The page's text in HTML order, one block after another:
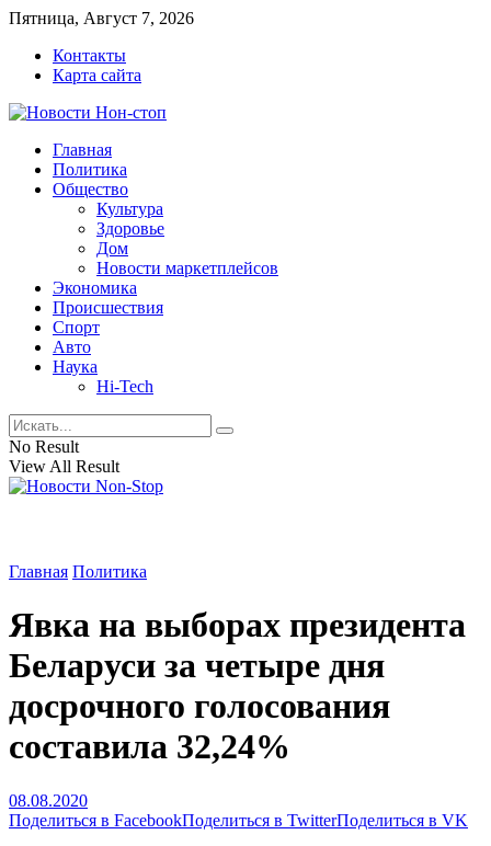
Пятница, Август 7, 2026
Контакты
Карта сайта
Главная
Политика
Общество
Культура
Здоровье
Дом
Новости маркетплейсов
Экономика
Происшествия
Спорт
Авто
Наука
Hi-Tech
No Result
View All Result
Главная Политика
Явка на выборах президента
Беларуси за четыре дня
досрочного голосования
составила 32,24%
08.08.2020
Поделиться в FacebookПоделиться в TwitterПоделиться в VK